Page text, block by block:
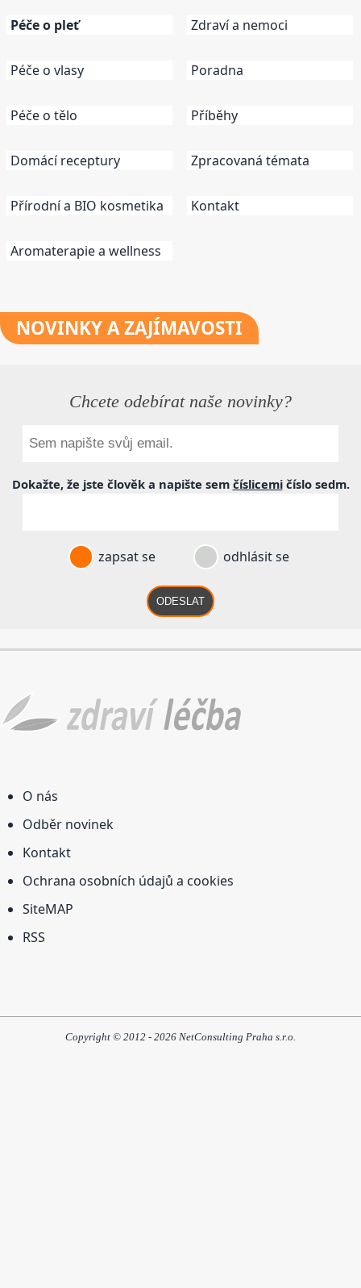
Péče o pleť
Péče o vlasy
Péče o tělo
Domácí receptury
Přírodní a BIO kosmetika
Aromaterapie a wellness
Zdraví a nemoci
Poradna
Příběhy
Zpracovaná témata
Kontakt
NOVINKYA ZAJÍMAVOSTI
Chcete odebírat naše novinky?
Dokažte, že jste člověk a napište sem číslicemičíslo sedm.
zapsat se odhlásit se
ODESLAT
O nás
Odběr novinek
Kontakt
Ochrana osobních údajů a cookies
SiteMAP
RSS
Copyright © 2012 - 2026 NetConsulting Praha s.r.o.